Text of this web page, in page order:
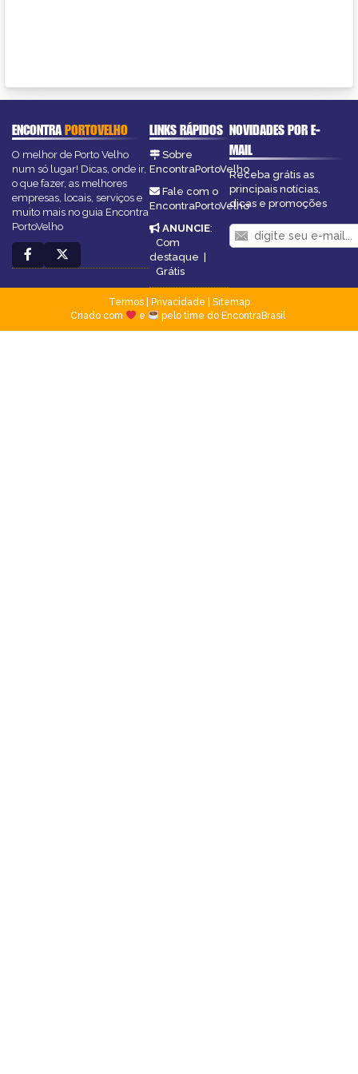
ENCONTRAPORTOVELHO
O melhor de Porto Velho
num só lugar! Dicas, onde ir,
o que fazer, as melhores
empresas, locais, serviços e
muito mais no guia Encontra
PortoVelho
LINKS RÁPIDOS
Sobre
EncontraPortoVelho
Fale com o
EncontraPortoVelho
ANUNCIE:
Com
destaque |
Grátis
NOVIDADES POR E-
MAIL
Receba grátis as
principais notícias,
dicas e promoções
Termos| Privacidade
Sitemap
Criado com
e pelo time do EncontraBrasil